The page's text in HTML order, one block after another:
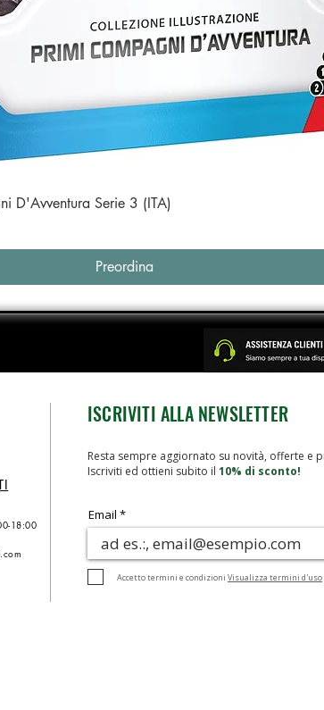
Vista rapida
D'Avventura Serie 3 (ITA)
Preordina
18:00
Email
Accetto termini e condizioni Visualizza termini d'uso
ISCRIVITI ALLA NEWSLETTER
Resta sempre aggiornato su novità, offerte e
Iscriviti ed ottieni subito il 10% di sconto!